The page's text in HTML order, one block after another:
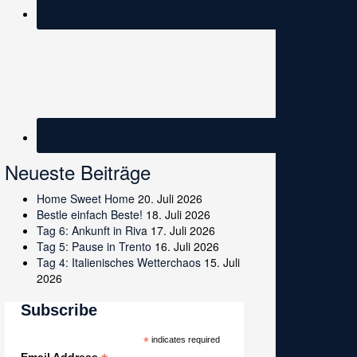
Neueste Beiträge
Home Sweet Home 20. Juli 2026
Bestle einfach Beste! 18. Juli 2026
Tag 6: Ankunft in Riva 17. Juli 2026
Tag 5: Pause in Trento 16. Juli 2026
Tag 4: Italienisches Wetterchaos 15. Juli
2026
Subscribe
*indicates required